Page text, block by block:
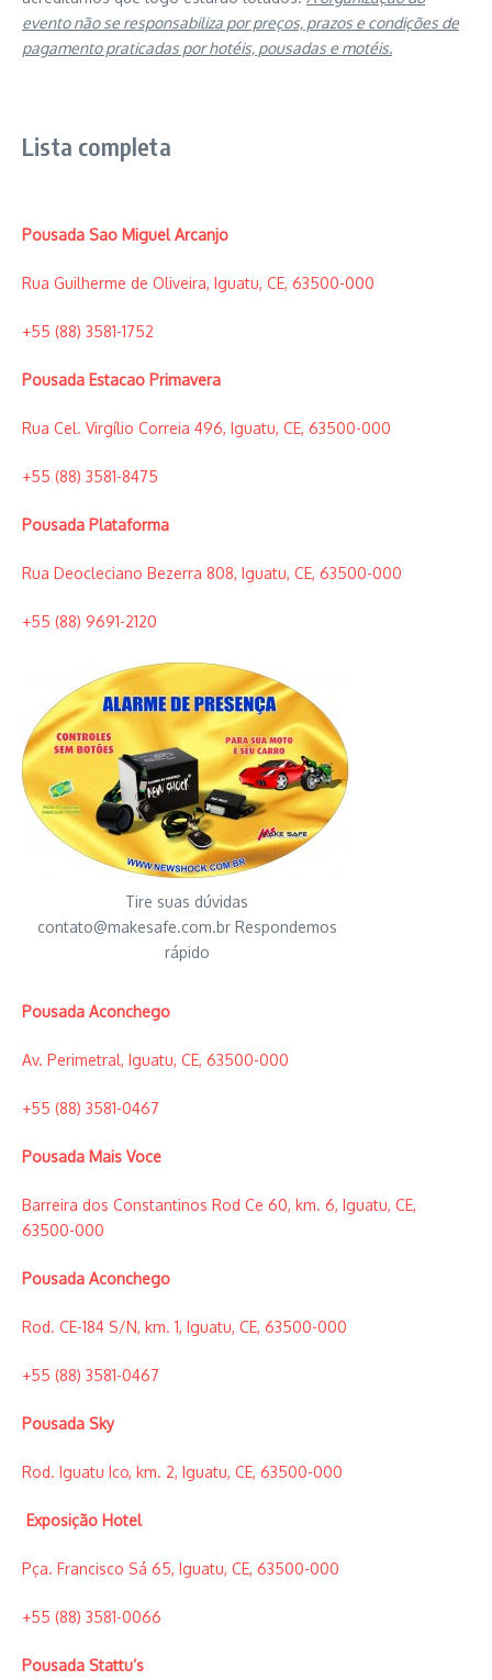
evento não se responsabiliza por preços, prazos e condições de
pagamento praticadas por hotéis, pousadas e motéis.
Lista completa
Pousada Sao Miguel Arcanjo
Rua Guilherme de Oliveira, Iguatu, CE, 63500-000
+55 (88) 3581-1752
Pousada Estacao Primavera
Rua Cel. Virgílio Correia 496, Iguatu, CE, 63500-000
+55 (88) 3581-8475
Pousada Plataforma
Rua Deocleciano Bezerra 808, Iguatu, CE, 63500-000
+55 (88) 9691-2120
Tire suas dúvidas
contato@makesafe.com.brRespondemos
rápido
Pousada Aconchego
Av. Perimetral, Iguatu, CE, 63500-000
+55 (88) 3581-0467
Pousada Mais Voce
Barreira dos Constantinos Rod Ce 60, km. 6, Iguatu, CE,
63500-000
Pousada Aconchego
Rod. CE-184 S/N, km. 1, Iguatu, CE, 63500-000
+55 (88) 3581-0467
Pousada Sky
Rod. Iguatu Ico, km. 2, Iguatu, CE, 63500-000
Exposição Hotel
Pça. Francisco Sá 65, Iguatu, CE, 63500-000
+55 (88) 3581-0066
Pousada Stattu’s